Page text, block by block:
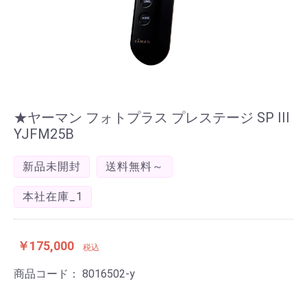
★ヤーマン フォトプラス プレステージ SP III
YJFM25B
新品未開封 送料無料～
本社在庫_1
￥175,000 税込
商品コード： 8016502-y